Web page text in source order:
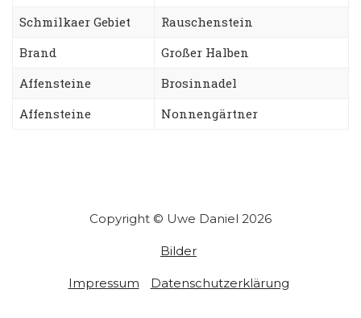
Schmilkaer Gebiet
Rauschenstein
Brand
Großer Halben
Affensteine
Brosinnadel
Affensteine
Nonnengärtner
Copyright © Uwe Daniel 2026
Bilder
Impressum Datenschutzerklärung